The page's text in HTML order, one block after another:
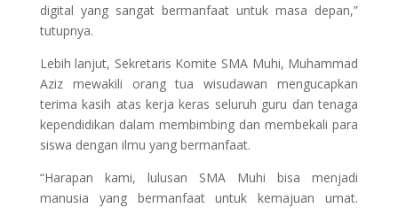
digital yang sangat bermanfaat untuk masa depan,”
tutupnya.
Lebih lanjut, Sekretaris Komite SMA Muhi, Muhammad
Aziz mewakili orang tua wisudawan mengucapkan
terima kasih atas kerja keras seluruh guru dan tenaga
kependidikan dalam membimbing dan membekali para
siswa dengan ilmu yang bermanfaat.
“Harapan kami, lulusan SMA Muhi bisa menjadi
manusia yang bermanfaat untuk kemajuan umat.